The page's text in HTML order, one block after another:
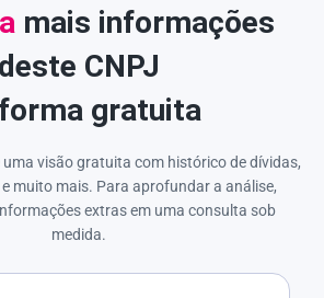
mais informações
deste CNPJ
gratuita
uma visão gratuita com histórico de dívidas,
muito mais. Para aprofundar a análise,
extras em uma consulta sob
medida.